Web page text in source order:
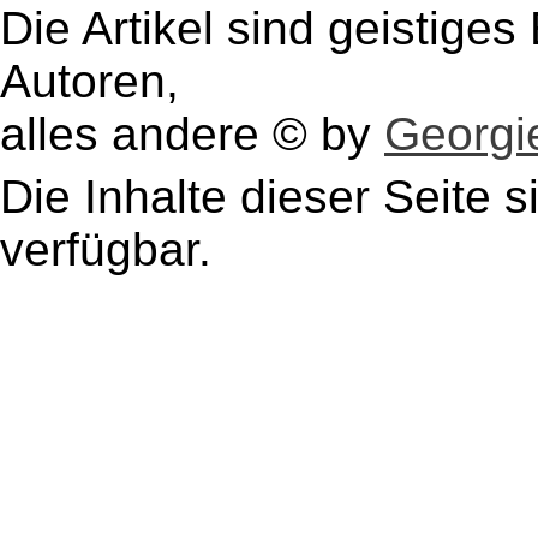
Die Artikel sind
Autoren,
alles andere © by
Die Inhalte dieser Seite
verfügbar.